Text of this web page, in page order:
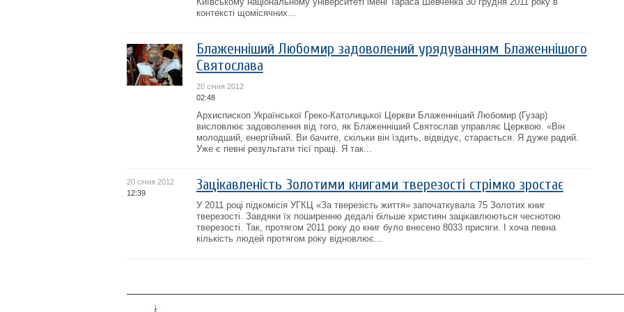
контексті щомісячних...
Блаженніший Любомир задоволений урядуванням Блаженнішого
Святослава
20 січня 2012
02:48
Архиєпископ Української Греко-Католицької Церкви Блаженніший Любомир (Гузар)
висловлює задоволення від того, як Блаженніший Святослав управляє Церквою. «Він
молодший, енергійний. Ви бачите, скільки він їздить, відвідує, старається. Я дуже радий.
Уже є певні результати тієї праці. Я так...
20 січня 2012
12:39
Зацікавленість Золотими книгами тверезості стрімко зростає
У 2011 році підкомісія УГКЦ «За тверезість життя» започаткувала 75 Золотих книг
тверезості. Завдяки їх поширенню дедалі більше християн зацікавлюються чеснотою
тверезості. Так, протягом 2011 року до книг було внесено 8033 присяги. І хоча певна
кількість людей протягом року відновлює...